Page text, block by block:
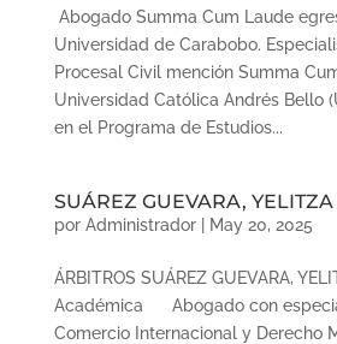
Abogado Summa Cum Laude
Universidad de Carabobo.
Procesal Civil mención Summa
Universidad Católica Andrés Bello
en el Programa de Estudios...
SUÁREZ GUEVARA, YELITZA
por Administrador| May 20, 2025
ÁRBITROS SUÁREZ GUEVARA,
Académica Abogado con
Comercio Internacional y Derecho